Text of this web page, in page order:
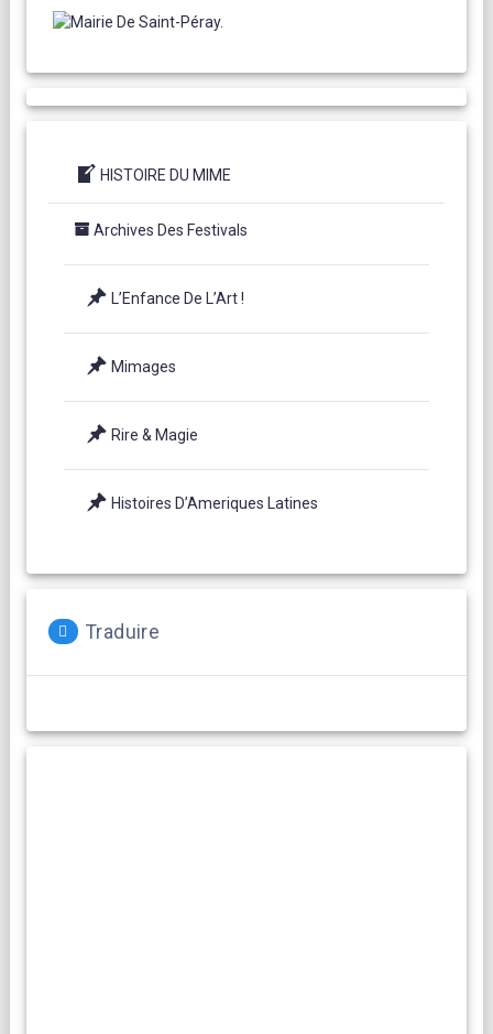
HISTOIRE DU MIME
Archives Des Festivals
L’Enfance De L’Art !
Mimages
Rire & Magie
Histoires D’Ameriques Latines
Traduire